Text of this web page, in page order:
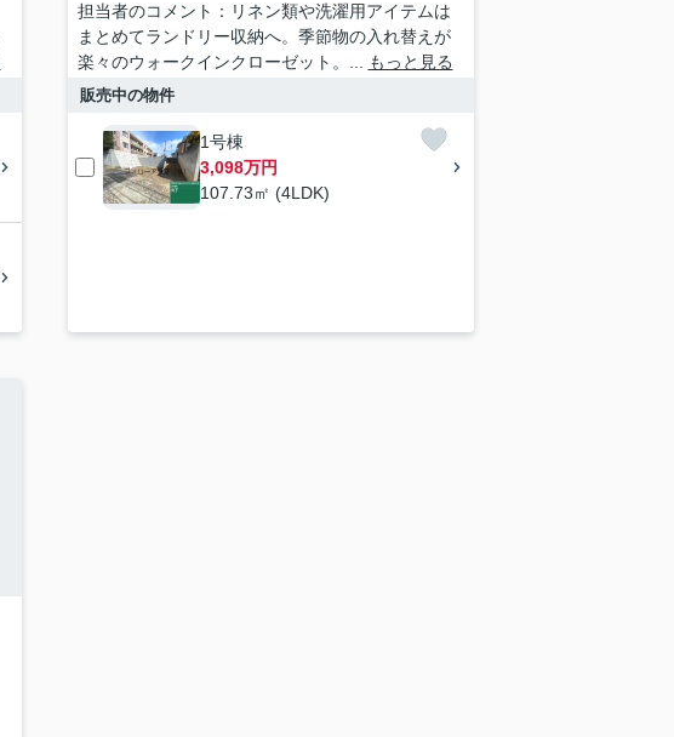
担当者のコメント：リネン類や洗濯用アイテムは
まとめてランドリー収納へ。季節物の入れ替えが
楽々のウォークインクローゼット。...
もっと見る
販売中の物件
1号棟
3,098万円
107.73㎡ (4LDK)